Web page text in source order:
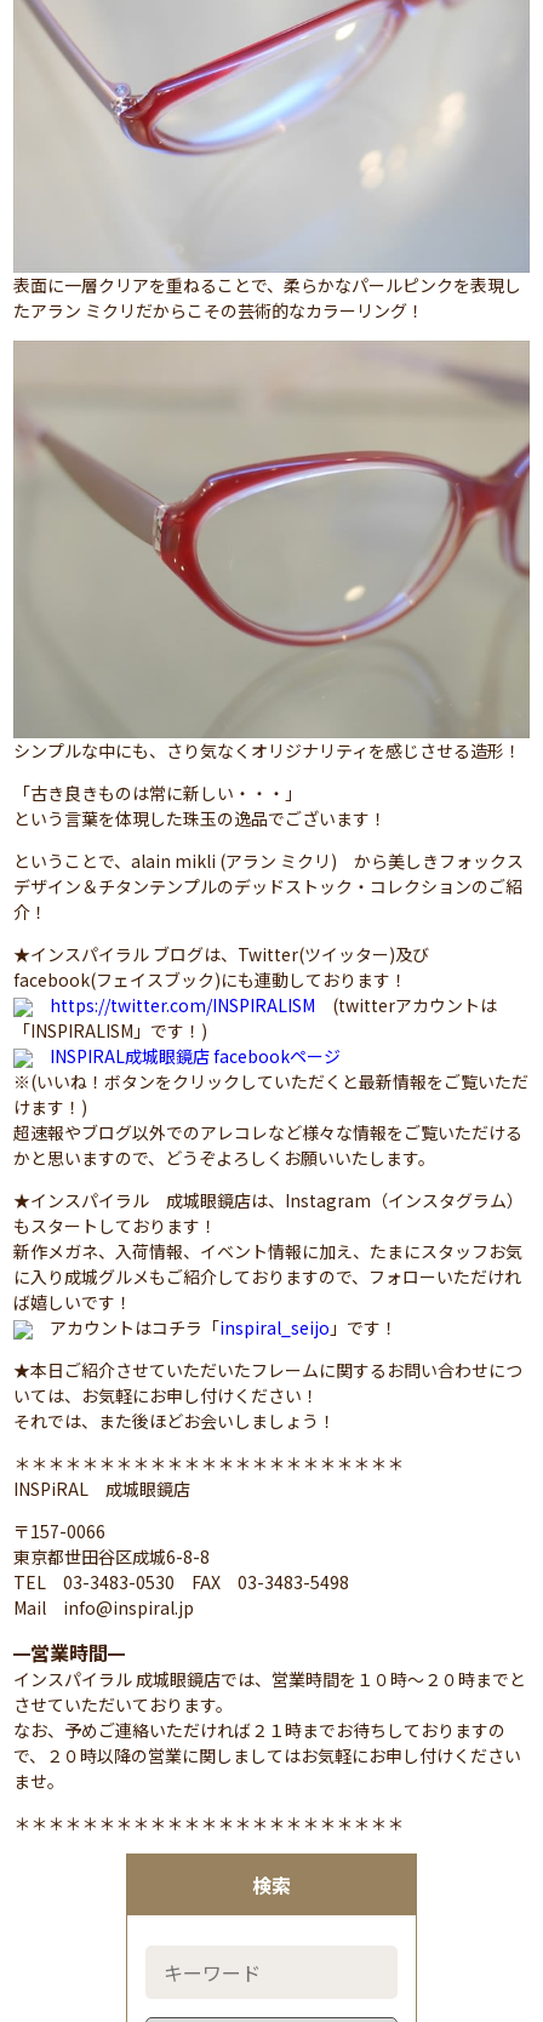
検索
表面に一層クリアを重ねることで、柔らかなパールピンクを表現し
たアラン ミクリだからこその芸術的なカラーリング！
シンプルな中にも、さり気なくオリジナリティを感じさせる造形！
「古き良きものは常に新しい・・・」
という言葉を体現した珠玉の逸品でございます！
ということで、alain mikli (アラン ミクリ) から美しきフォックス
デザイン＆チタンテンプルのデッドストック・コレクションのご紹
介！
★インスパイラル ブログは、Twitter(ツイッター)及び
facebook(フェイスブック)にも連動しております！
https://twitter.com/INSPIRALISM (twitterアカウントは
「INSPIRALISM」です！)
INSPIRAL成城眼鏡店 facebookページ
※(いいね！ボタンをクリックしていただくと最新情報をご覧いただ
けます！)
超速報やブログ以外でのアレコレなど様々な情報をご覧いただける
かと思いますので、どうぞよろしくお願いいたします。
★インスパイラル 成城眼鏡店は、Instagram（インスタグラム）
もスタートしております！
新作メガネ、入荷情報、イベント情報に加え、たまにスタッフお気
に入り成城グルメもご紹介しておりますので、フォローいただけれ
ば嬉しいです！
アカウントはコチラ「inspiral_seijo 」です！
★本日ご紹介させていただいたフレームに関するお問い合わせにつ
いては、お気軽にお申し付けください！
それでは、また後ほどお会いしましょう！
＊＊＊＊＊＊＊＊＊＊＊＊＊＊＊＊＊＊＊＊＊＊＊
INSPiRAL 成城眼鏡店
〒157-0066
東京都世田谷区成城6-8-8
TEL 03-3483-0530 FAX 03-3483-5498
Mail info@inspiral.jp
━営業時間━
インスパイラル 成城眼鏡店では、営業時間を１０時～２０時までと
させていただいております。
なお、予めご連絡いただければ２１時までお待ちしておりますの
で、２０時以降の営業に関しましてはお気軽にお申し付けください
ませ。
＊＊＊＊＊＊＊＊＊＊＊＊＊＊＊＊＊＊＊＊＊＊＊